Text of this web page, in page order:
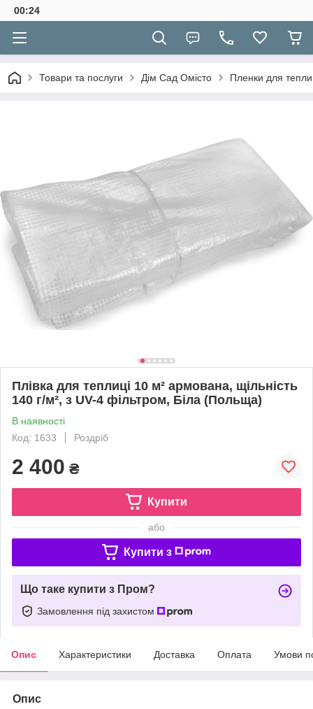
00:24
Товари та послуги Дім Сад Омісто Пленки для
Плівка для теплиці 10 м² армована, щільність
140 г/м², з UV-4 фільтром, Біла (Польща)
В наявності
Код: 1633
Роздріб
2 400 ₴
Купити
або
Купити з
Що таке купити з Пром?
Замовлення під захистом
Опис Характеристики Доставка Оплата Умови
Опис